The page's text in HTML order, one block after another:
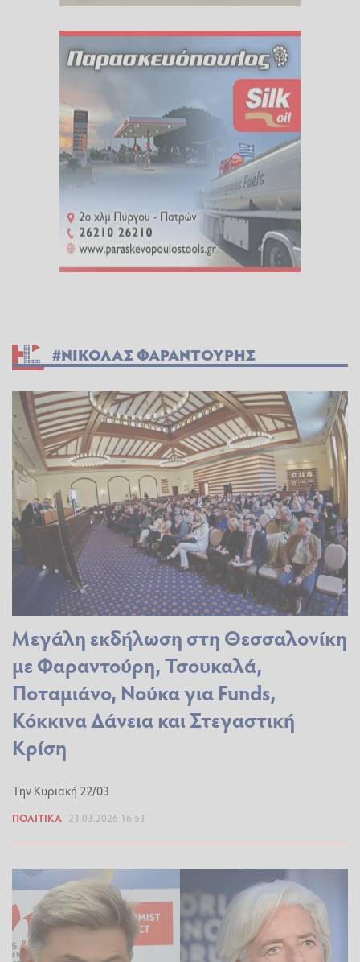
#ΝΙΚΟΛΑΣ ΦΑΡΑΝΤΟΥΡΗΣ
Μεγάλη εκδήλωση στη Θεσσαλονίκη
με Φαραντούρη, Τσουκαλά,
Ποταμιάνο, Νούκα για Funds,
Κόκκινα Δάνεια και Στεγαστική
Κρίση
Την Κυριακή 22/03
ΠΟΛΙΤΙΚΆ 23.03.2026 16:53